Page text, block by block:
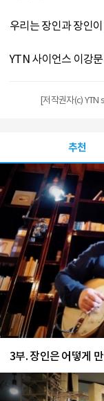
우리는 장인과 장인
YTN 사이언스 이강
[저작권자(c) YTN
추천
3부. 장인은 어떻게